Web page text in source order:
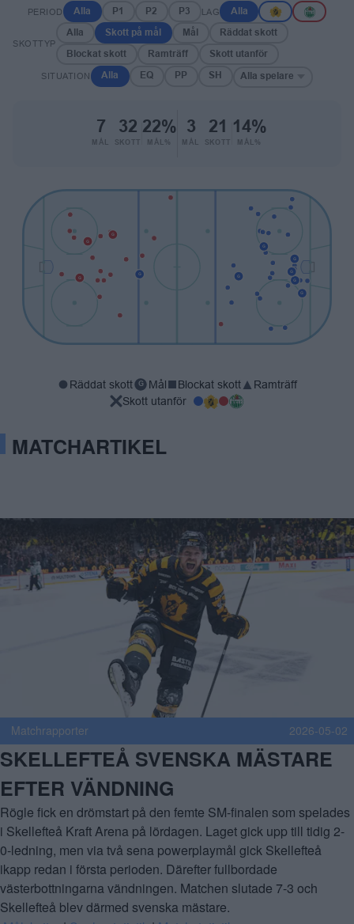
PERIOD Alla P1 P2 P3 LAG Alla
SKOTTYP
Alla Skott på mål Mål Räddat skott
Blockat skott Ramträff Skott utanför
SITUATION Alla EQ PP SH Alla spelare
7
MÅL
32
SKOTT
22%
MÅL%
3
MÅL
21
SKOTT
14%
MÅL%
G
G
G
G
G
G
G
G
G
G
Räddat skott G Mål Blockat skott
Ramträff
Skott utanför
MATCHARTIKEL
SKELLEFTEÅ SVENSKA MÄSTARE
EFTER VÄNDNING
Rögle fick en drömstart på den femte SM-finalen som spelades
i Skellefteå Kraft Arena på lördagen. Laget gick upp till tidig 2-
0-ledning, men via två sena powerplaymål gick Skellefteå
ikapp redan i första perioden. Därefter fullbordade
västerbottningarna vändningen. Matchen slutade 7-3 och
Skellefteå blev därmed svenska mästare.
Matchrapporter 2026-05-02